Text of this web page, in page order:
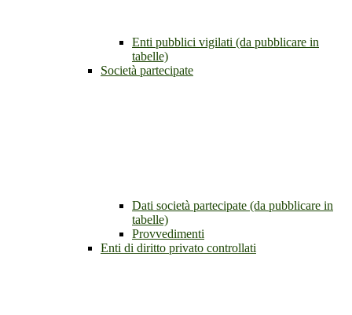
Enti pubblici vigilati (da pubblicare in
tabelle)
Società partecipate
Dati società partecipate (da pubblicare in
tabelle)
Provvedimenti
Enti di diritto privato controllati